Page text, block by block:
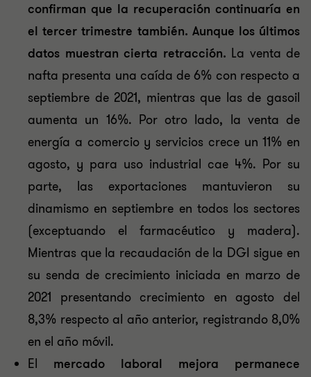
confirman que la recuperación continuaría en
el tercer trimestre también. Aunque los últimos
datos muestran cierta retracción. La venta de
nafta presenta una caída de 6% con respecto a
septiembre de 2021, mientras que las de gasoil
aumenta un 16%. Por otro lado, la venta de
energía a comercio y servicios crece un 11% en
agosto, y para uso industrial cae 4%. Por su
parte, las exportaciones mantuvieron su
dinamismo en septiembre en todos los sectores
(exceptuando el farmacéutico y madera).
Mientras que la recaudación de la DGI sigue en
su senda de crecimiento iniciada en marzo de
2021 presentando crecimiento en agosto del
8,3% respecto al año anterior, registrando 8,0%
en el año móvil.
El mercado laboral mejora permanece